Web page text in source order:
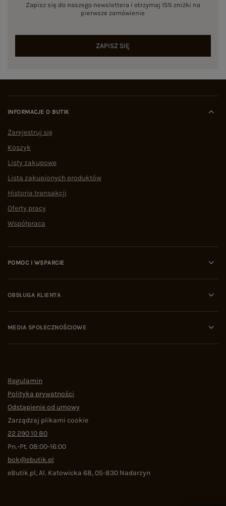
Zapisz się do naszego newslettera i otrzymaj 15% zniżki na
pierwsze zamówienie
ZAPISZ SIĘ
INFORMACJE O BUTIK
Zarejestruj się
Koszyk
Listy zakupowe
Lista zakupionych produktów
Historia transakcji
Oferty pracy
Współpraca
POMOC I WSPARCIE
OBSŁUGA KLIENTA
MEDIA SPOŁECZNOŚCIOWE
Regulamin
Polityka prywatności
Odstąpienie od umowy
Zarządzaj plikami cookie
22 290 10 80
Pn.-Pt. 08:00-16:00
bok@ebutik.pl
eButik.pl,Al. Katowicka 68,05-830 Nadarzyn